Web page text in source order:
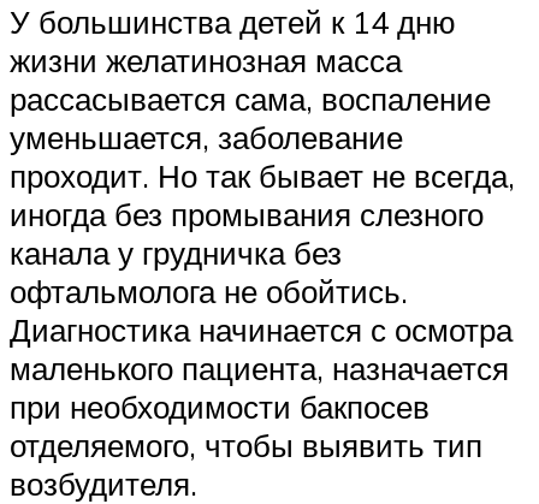
У большинства детей к 14 дню
жизни желатинозная масса
рассасывается сама, воспаление
уменьшается, заболевание
проходит. Но так бывает не всегда,
иногда без промывания слезного
канала у грудничка без
офтальмолога не обойтись.
Диагностика начинается с осмотра
маленького пациента, назначается
при необходимости бакпосев
отделяемого, чтобы выявить тип
возбудителя.